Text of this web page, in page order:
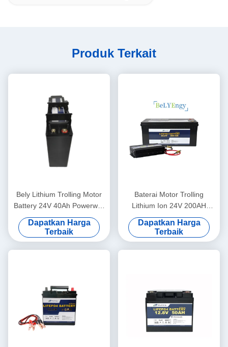
Produk Terkait
Bely Lithium Trolling Motor
Battery 24V 40Ah Powerwall
Untuk Sistem Cadangan
Dapatkan Harga
Terbaik
Baterai Motor Trolling
Lithium Ion 24V 200AH
Untuk Tata Surya
Dapatkan Harga
Terbaik